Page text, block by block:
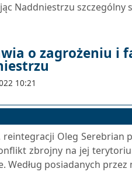
Naddniestrzu szczególny
o zagrożeniu i
10:21
Oleg Serebrian
zbrojny na jej
posiadanych przez